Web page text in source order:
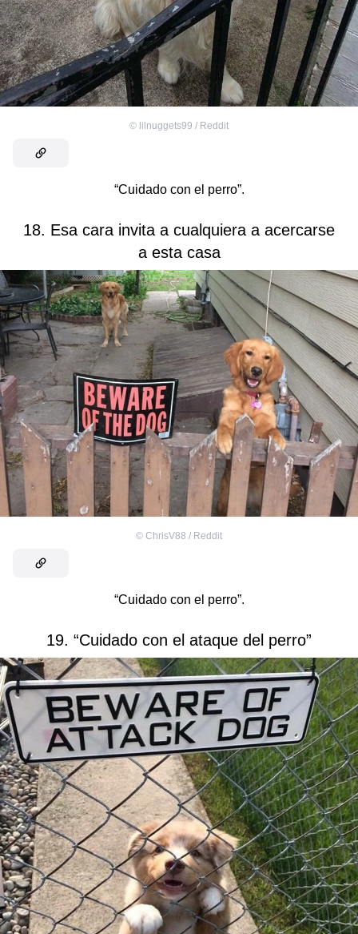
© lilnuggets99 / Reddit
“Cuidado con el perro”.
18. Esa cara invita a cualquiera a acercarse
a esta casa
© ChrisV88 / Reddit
“Cuidado con el perro”.
19. “Cuidado con el ataque del perro”